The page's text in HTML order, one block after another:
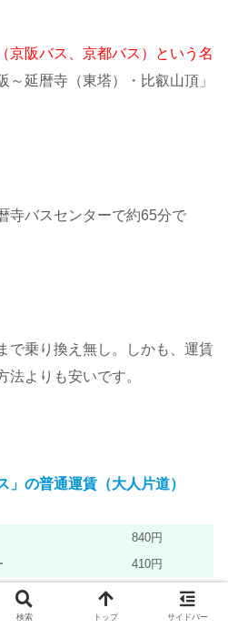
京阪バス、京都バス）という名
～延暦寺（東塔）・比叡山頂」
寺バスセンターで約65分で
で乗り換え無し。しかも、運賃
法よりも安いです。
の普通運賃（大人片道）
840円
410円
検索 トップ サイドバー